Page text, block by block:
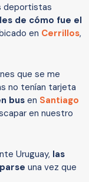
deportistas
de cómo fue el
en Cerrillos,
que se me
no tenían tarjeta
bus en Santiago
en nuestro
Uruguay, las
una vez que